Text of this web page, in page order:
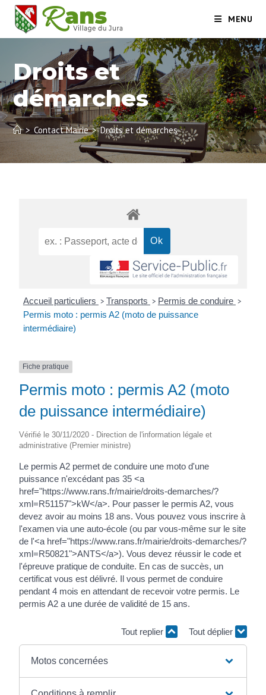
MENU
Droits et
démarches
> Contact Mairie > Droits et démarches
Accueil particuliers > Transports > Permis de conduire >
Permis moto : permis A2 (moto de puissance
intermédiaire)
Fiche pratique
Permis moto : permis A2 (moto
de puissance intermédiaire)
Vérifié le 30/11/2020 - Direction de l'information légale et
administrative (Premier ministre)
Le permis A2 permet de conduire une moto d'une
puissance n'excédant pas 35 <a
href="https://www.rans.fr/mairie/droits-demarches/?
xml=R51157">kW</a>. Pour passer le permis A2, vous
devez avoir au moins 18 ans. Vous pouvez vous inscrire à
l'examen via une auto-école (ou par vous-même sur le site
de l'<a href="https://www.rans.fr/mairie/droits-demarches/?
xml=R50821">ANTS</a>). Vous devez réussir le code et
l'épreuve pratique de conduite. En cas de succès, un
certificat vous est délivré. Il vous permet de conduire
pendant 4 mois en attendant de recevoir votre permis. Le
permis A2 a une durée de validité de 15 ans.
Tout replier Tout déplier
Motos concernées